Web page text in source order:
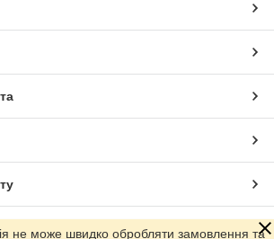
маркетплейсіProm.ua
не може швидко обробляти замовлення та